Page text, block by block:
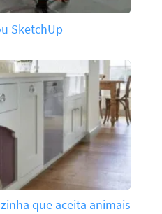
SketchUp
que aceita animais